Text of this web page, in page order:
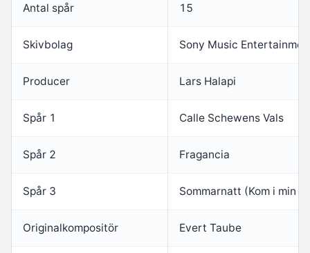
Antal spår 15
Skivbolag Sony Music
Producer Lars Halapi
Spår 1 Calle Schewens Vals
Spår 2 Fragancia
Spår 3 Sommarnatt (Kom i min
Originalkompositör Evert Taube